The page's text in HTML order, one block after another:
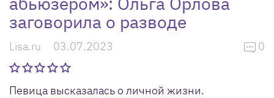
заговорила о разводе
Lisa.ru 03.07.2023 0
Певица высказалась о личной жизни.